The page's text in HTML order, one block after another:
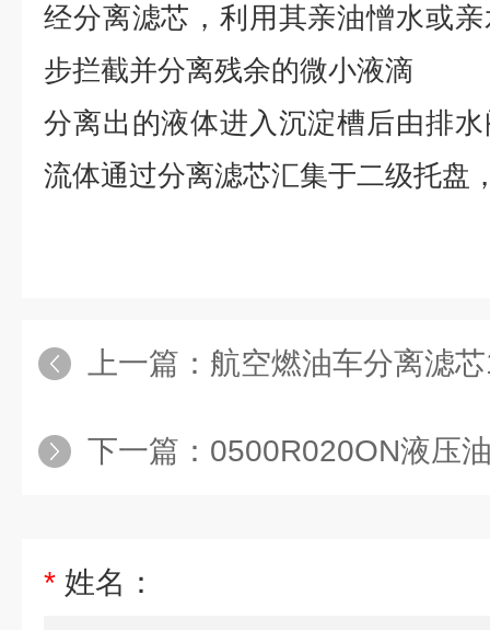
经分离滤芯，利用其亲油憎水或
步拦截并分离残余的微小液滴
分离出的液体进入沉淀槽后由排
流体通过分离滤芯汇集于二级托盘
上一篇： 航空燃油车分离滤
下一篇： 0500R020ON液压
* 姓名：